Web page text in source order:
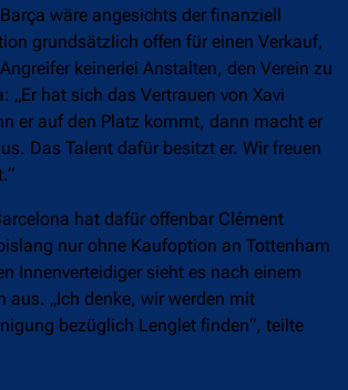
wäre angesichts der finanziell
grundsätzlich offen für einen Verkauf,
keinerlei Anstalten, den Verein zu
„Er hat sich das Vertrauen von Xavi
er auf den Platz kommt, dann macht er
Das Talent dafür besitzt er. Wir freuen
hat dafür offenbar Clément
nur ohne Kaufoption an Tottenham
Innenverteidiger sieht es nach einem
aus. „Ich denke, wir werden mit
bezüglich Lenglet finden“, teilte